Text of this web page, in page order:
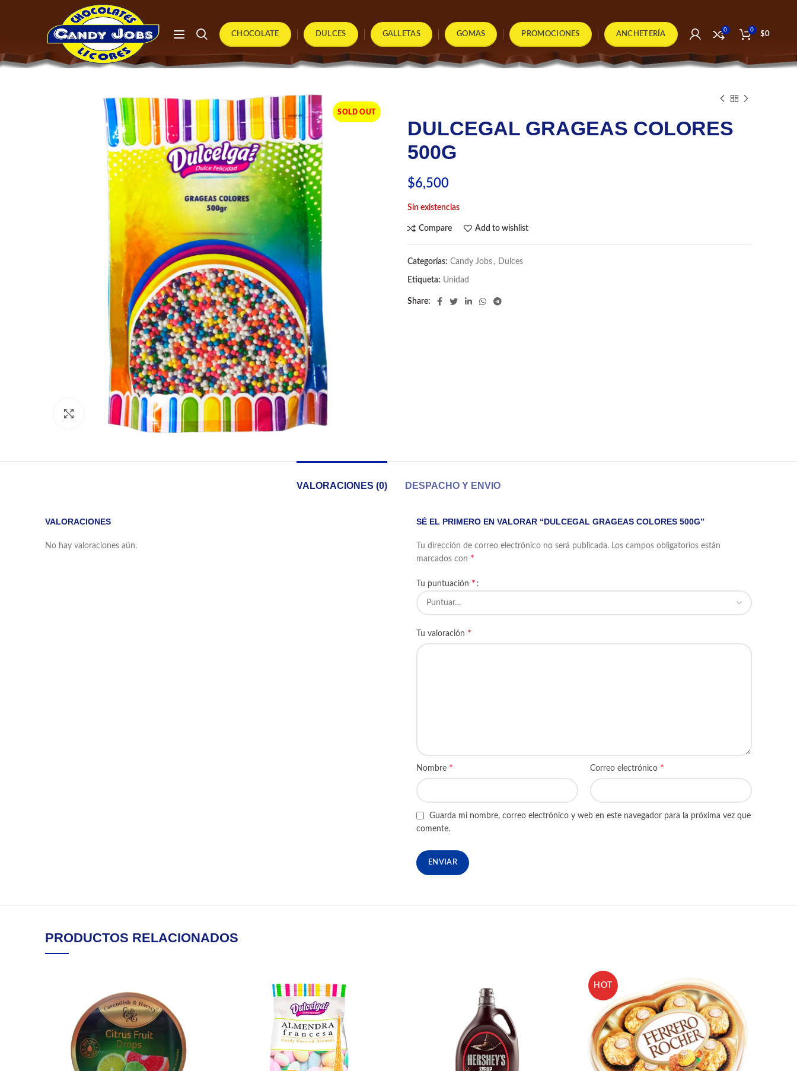
CHOCOLATE DULCES GALLETAS GOMAS PROMOCIONES ANCHETERÍA
0 0
$0
SOLD OUT
Click to enlarge
DULCEGAL GRAGEAS COLORES
500G
$6,500
Sin existencias
Compare Add to wishlist
Categorías: Candy Jobs , Dulces
Etiqueta: Unidad
Share
VALORACIONES (0) DESPACHO Y ENVIO
VALORACIONES
No hay valoraciones aún.
SÉ EL PRIMERO EN VALORAR “DULCEGAL GRAGEAS COLORES 500G”
Tu dirección de correo electrónico no será publicada. Los campos obligatorios están
marcados con *
Tu puntuación *
Tu valoración *
Nombre * Correo electrónico *
Guarda mi nombre, correo electrónico y web en este navegador para la próxima vez que
comente.
PRODUCTOS RELACIONADOS
HOT